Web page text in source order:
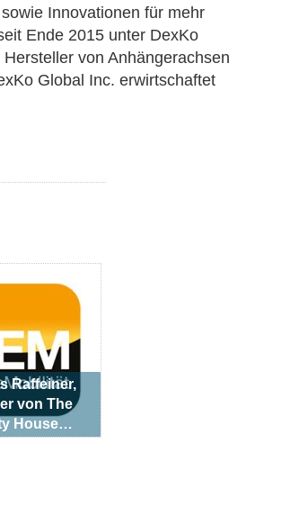
Innovationen für mehr
Ende 2015 unter DexKo
von Anhängerachsen
Global Inc. erwirtschaftet
Raffeiner,
von The
House…